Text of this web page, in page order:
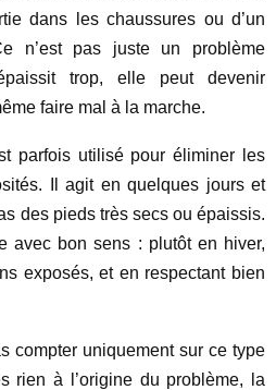
dans les chaussures ou d’un
n’est pas juste un problème
trop, elle peut devenir
faire mal à la marche.
parfois utilisé pour éliminer les
Il agit en quelques jours et
des pieds très secs ou épaissis.
avec bon sens : plutôt en hiver,
exposés, et en respectant bien
compter uniquement sur ce type
rien à l’origine du problème, la